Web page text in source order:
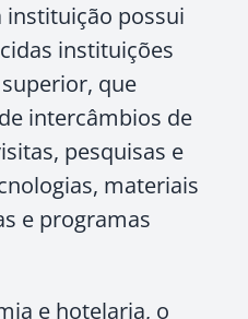
instituição possui
instituições
que
intercâmbios de
pesquisas e
materiais
e programas
e hotelaria, o